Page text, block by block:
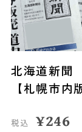
北海道新
【札幌市内
税込 ¥246